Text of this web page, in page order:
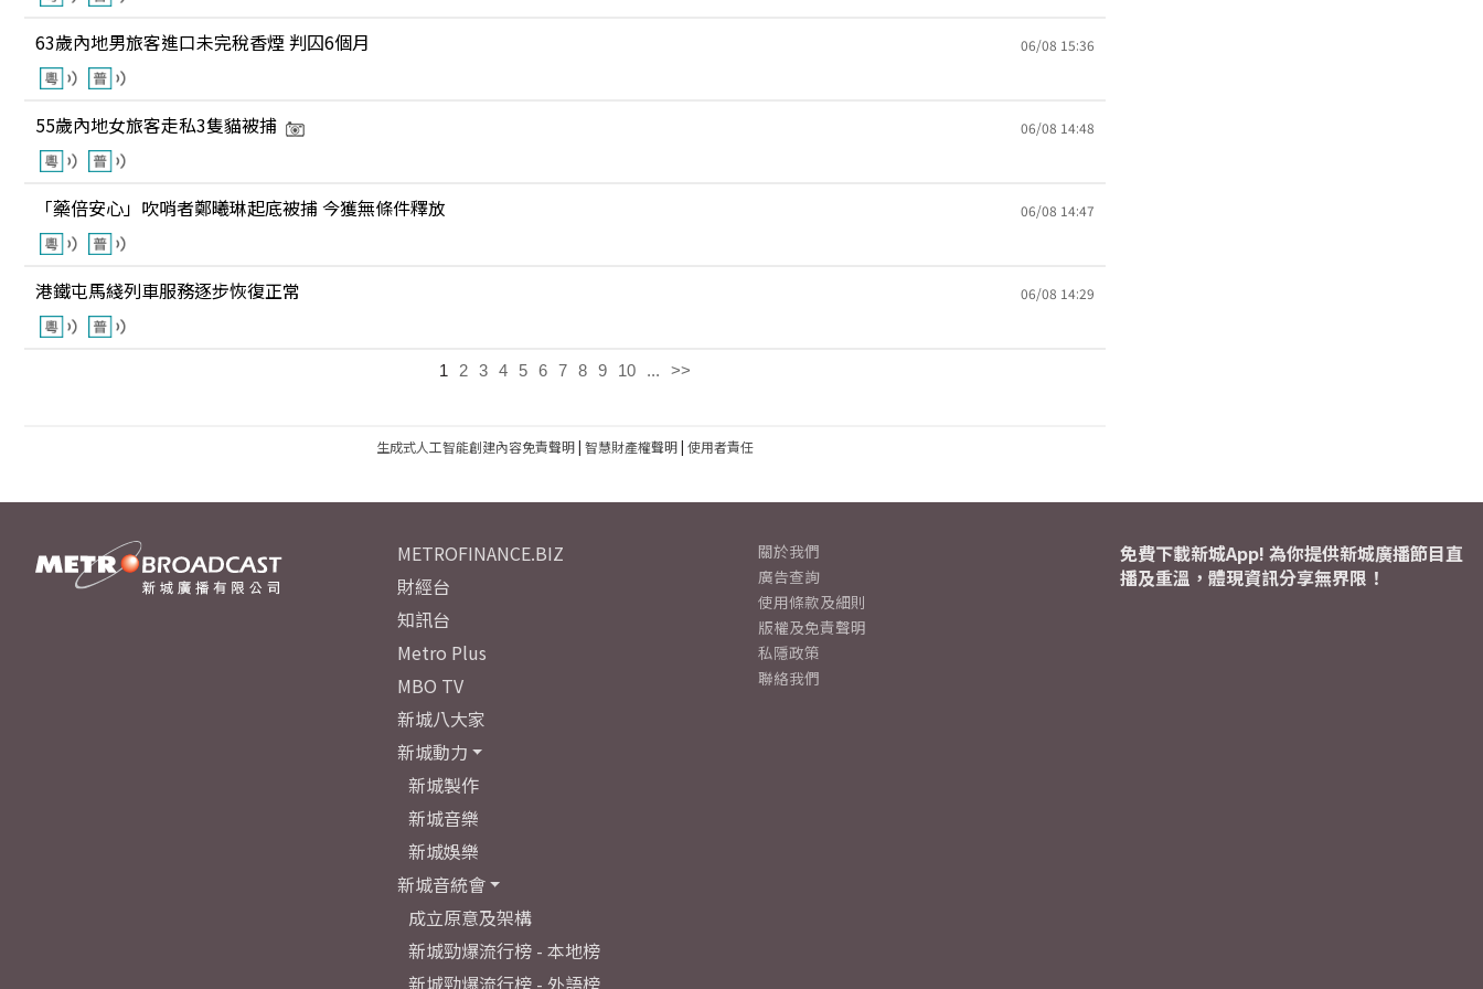
63歲內地男旅客進口未完稅香煙 判囚6個月 06/08 15:36
55歲內地女旅客走私3隻貓被捕 06/08 14:48
「藥倍安心」吹哨者鄭曦琳起底被捕 今獲無條件釋放 06/08 14:47
港鐵屯馬綫列車服務逐步恢復正常 06/08 14:29
1 2 3 4 5 6 7 8 9 10 ... >>
生成式人工智能創建內容免責聲明| 智慧財產權聲明| 使用者責任
METROFINANCE.BIZ
財經台
知訊台
Metro Plus
MBO TV
新城八大家
新城動力
新城製作
新城音樂
新城娛樂
新城音統會
成立原意及架構
新城勁爆流行榜 - 本地榜
新城勁爆流行榜 - 外語榜
關於我們
廣告查詢
使用條款及細則
版權及免責聲明
私隱政策
聯絡我們
免費下載新城App! 為你提供新城廣播節目直
播及重溫，體現資訊分享無界限！